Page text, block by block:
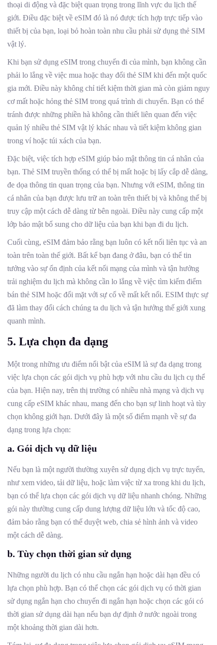
thoại di động và đặc biệt quan trọng trong lĩnh vực du lịch thế
giới. Điều đặc biệt về eSIM đó là nó được tích hợp trực tiếp vào
thiết bị của bạn, loại bỏ hoàn toàn nhu cầu phải sử dụng thẻ SIM
vật lý.
Khi bạn sử dụng eSIM trong chuyến đi của mình, bạn không cần
phải lo lắng về việc mua hoặc thay đổi thẻ SIM khi đến một quốc
gia mới. Điều này không chỉ tiết kiệm thời gian mà còn giảm nguy
cơ mất hoặc hỏng thẻ SIM trong quá trình di chuyển. Bạn có thể
tránh được những phiền hà không cần thiết liên quan đến việc
quản lý nhiều thẻ SIM vật lý khác nhau và tiết kiệm không gian
trong ví hoặc túi xách của bạn.
Đặc biệt, việc tích hợp eSIM giúp bảo mật thông tin cá nhân của
bạn. Thẻ SIM truyền thống có thể bị mất hoặc bị lấy cắp dễ dàng,
đe dọa thông tin quan trọng của bạn. Nhưng với eSIM, thông tin
cá nhân của bạn được lưu trữ an toàn trên thiết bị và không thể bị
truy cập một cách dễ dàng từ bên ngoài. Điều này cung cấp một
lớp bảo mật bổ sung cho dữ liệu của bạn khi bạn đi du lịch.
Cuối cùng, eSIM đảm bảo rằng bạn luôn có kết nối liên tục và an
toàn trên toàn thế giới. Bất kể bạn đang ở đâu, bạn có thể tin
tưởng vào sự ổn định của kết nối mạng của mình và tận hưởng
trải nghiệm du lịch mà không cần lo lắng về việc tìm kiếm điểm
bán thẻ SIM hoặc đối mặt với sự cố về mất kết nối. ESIM thực sự
đã làm thay đổi cách chúng ta du lịch và tận hưởng thế giới xung
quanh mình.
5. Lựa chọn đa dạng
Một trong những ưu điểm nổi bật của eSIM là sự đa dạng trong
việc lựa chọn các gói dịch vụ phù hợp với nhu cầu du lịch cụ thể
của bạn. Hiện nay, trên thị trường có nhiều nhà mạng và dịch vụ
cung cấp eSIM khác nhau, mang đến cho bạn sự linh hoạt và tùy
chọn không giới hạn. Dưới đây là một số điểm mạnh về sự đa
dạng trong lựa chọn:
a. Gói dịch vụ dữ liệu
Nếu bạn là một người thường xuyên sử dụng dịch vụ trực tuyến,
như xem video, tải dữ liệu, hoặc làm việc từ xa trong khi du lịch,
bạn có thể lựa chọn các gói dịch vụ dữ liệu nhanh chóng. Những
gói này thường cung cấp dung lượng dữ liệu lớn và tốc độ cao,
đảm bảo rằng bạn có thể duyệt web, chia sẻ hình ảnh và video
một cách dễ dàng.
b. Tùy chọn thời gian sử dụng
Những người du lịch có nhu cầu ngắn hạn hoặc dài hạn đều có
lựa chọn phù hợp. Bạn có thể chọn các gói dịch vụ có thời gian
sử dụng ngắn hạn cho chuyến đi ngắn hạn hoặc chọn các gói có
thời gian sử dụng dài hạn nếu bạn dự định ở nước ngoài trong
một khoảng thời gian dài hơn.